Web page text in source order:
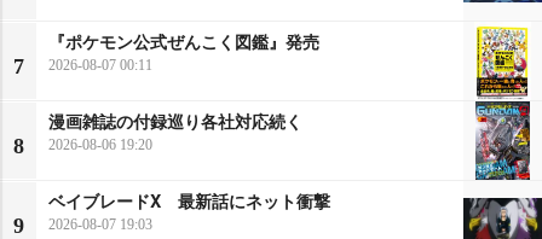
7
『ポケモン公式ぜんこく図鑑』発売
2026-08-07 00:11
8
漫画雑誌の付録巡り各社対応続く
2026-08-06 19:20
9
ベイブレードX 最新話にネット衝撃
2026-08-07 19:03